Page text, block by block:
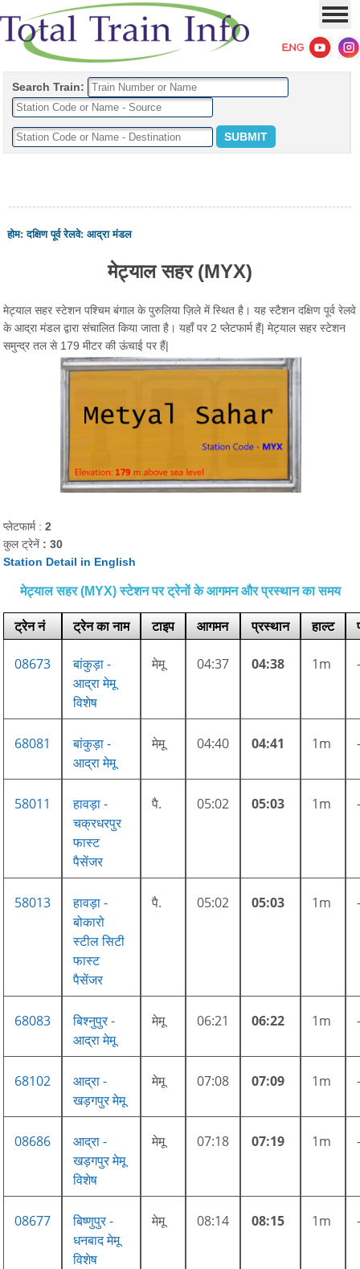
Search Train:
होम:दक्षिण पूर्व रेलवे:आद्रा मंडल
मेट्याल सहर (MYX)
मेट्याल सहर स्टेशन पश्चिम बंगाल के पुरुलिया ज़िले में स्थित है। यह स्टैशन दक्षिण पूर्व रेलवे
के आद्रा मंडल द्वारा संचालित किया जाता है। यहाँ पर 2 प्लेटफार्म हैं| मेट्याल सहर स्टेशन
समुन्द्र तल से 179 मीटर की ऊंचाई पर हैं|
प्लेटफार्म :2
कुल ट्रेनें : 30
Station Detail in English
मेट्याल सहर (MYX) स्टेशन पर ट्रेनों के आगमन और प्रस्थान का समय
ट्रेन नं ट्रेन का नाम टाइप आगमन प्रस्थान हाल्ट
08673
बांकुड़ा -
आद्रा मेमू
विशेष
मेमू 04:37 04:38 1m
68081
बांकुड़ा -
आद्रा मेमू
मेमू 04:40 04:41 1m
58011
हावड़ा -
चक्रधरपुर
फास्ट
पैसेंजर
पै. 05:02 05:03 1m
58013
हावड़ा -
बोकारो
स्टील सिटी
फास्ट
पैसेंजर
पै. 05:02 05:03 1m
68083
बिश्नुपुर -
आद्रा मेमू
मेमू 06:21 06:22 1m
68102
आद्रा -
खड़गपुर मेमू
मेमू 07:08 07:09 1m
08686
आद्रा -
खड़गपुर मेमू
विशेष
मेमू 07:18 07:19 1m
08677
बिष्णुपुर -
धनबाद मेमू
विशेष
मेमू 08:14 08:15 1m